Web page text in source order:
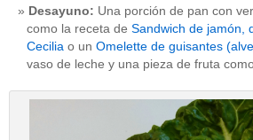
Desayuno: Una porción de pan con
como la receta de Sandwich de jamón,
Cecilia o un Omelette de guisantes
vaso de leche y una pieza de fruta